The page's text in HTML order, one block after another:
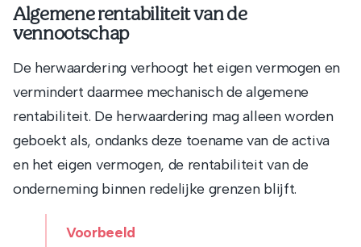
Algemene rentabiliteit van de
vennootschap
De herwaardering verhoogt het eigen vermogen en
vermindert daarmee mechanisch de algemene
rentabiliteit. De herwaardering mag alleen worden
geboekt als, ondanks deze toename van de activa
en het eigen vermogen, de rentabiliteit van de
onderneming binnen redelijke grenzen blijft.
Voorbeeld